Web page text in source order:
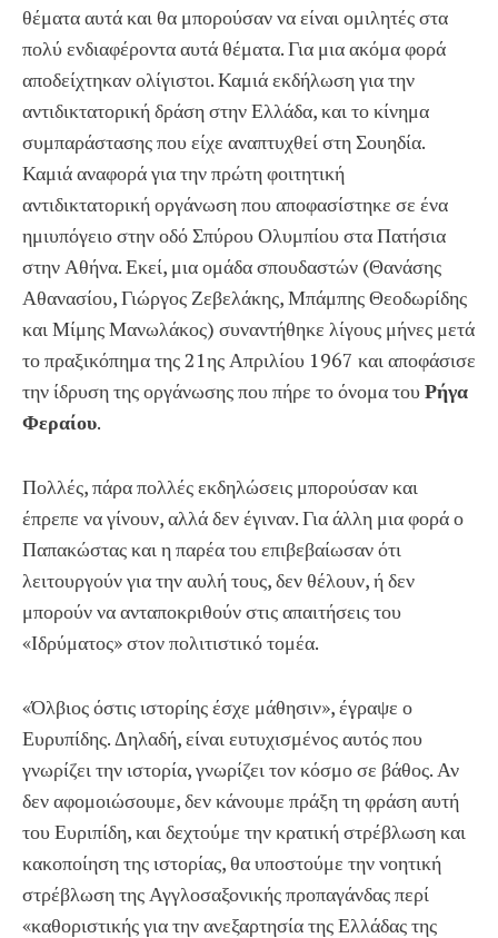
θέματα αυτά και θα μπορούσαν να είναι ομιλητές στα
πολύ ενδιαφέροντα αυτά θέματα. Για μια ακόμα φορά
αποδείχτηκαν ολίγιστοι. Καμιά εκδήλωση για την
αντιδικτατορική δράση στην Ελλάδα, και το κίνημα
συμπαράστασης που είχε αναπτυχθεί στη Σουηδία.
Καμιά αναφορά για την πρώτη φοιτητική
αντιδικτατορική οργάνωση που αποφασίστηκε σε ένα
ημιυπόγειο στην οδό Σπύρου Ολυμπίου στα Πατήσια
στην Αθήνα. Εκεί, μια ομάδα σπουδαστών (Θανάσης
Αθανασίου, Γιώργος Ζεβελάκης, Μπάμπης Θεοδωρίδης
και Μίμης Μανωλάκος) συναντήθηκε λίγους μήνες μετά
το πραξικόπημα της 21ης Απριλίου 1967 και αποφάσισε
την ίδρυση της οργάνωσης που πήρε το όνομα τουΡήγα
Φεραίου.
Πολλές, πάρα πολλές εκδηλώσεις μπορούσαν και
έπρεπε να γίνουν, αλλά δεν έγιναν. Για άλλη μια φορά ο
Παπακώστας και η παρέα του επιβεβαίωσαν ότι
λειτουργούν για την αυλή τους, δεν θέλουν, ή δεν
μπορούν να ανταποκριθούν στις απαιτήσεις του
«Ιδρύματος» στον πολιτιστικό τομέα.
«Όλβιος όστις ιστορίης έσχε μάθησιν», έγραψε ο
Ευρυπίδης. Δηλαδή, είναι ευτυχισμένος αυτός που
γνωρίζει την ιστορία, γνωρίζει τον κόσμο σε βάθος. Αν
δεν αφομοιώσουμε, δεν κάνουμε πράξη τη φράση αυτή
του Ευριπίδη, και δεχτούμε την κρατική στρέβλωση και
κακοποίηση της ιστορίας, θα υποστούμε την νοητική
στρέβλωση της Αγγλοσαξονικής προπαγάνδας περί
«καθοριστικής για την ανεξαρτησία της Ελλάδας της